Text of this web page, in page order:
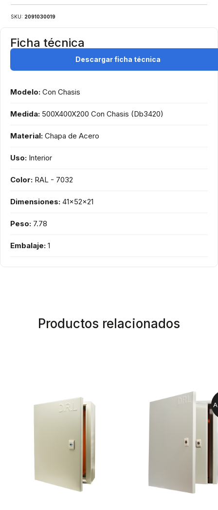
SKU: 2091030019
Ficha técnica
Descargar ficha técnica
Modelo: Con Chasis
Medida: 500X400X200 Con Chasis (Db3420)
Material: Chapa de Acero
Uso: Interior
Color: RAL - 7032
Dimensiones: 41x52x21
Peso: 7.78
Embalaje: 1
Productos relacionados